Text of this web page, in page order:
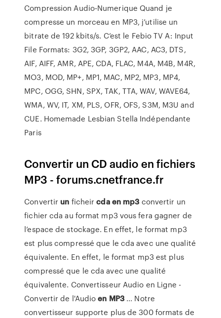
Compression Audio-Numerique Quand je
compresse un morceau en MP3, j’utilise un
bitrate de 192 kbits/s. C’est le Febio TVA: Input
File Formats: 3G2, 3GP, 3GP2, AAC, AC3, DTS,
AIF, AIFF, AMR, APE, CDA, FLAC, M4A, M4B, M4R,
MO3, MOD, MP+, MP1, MAC, MP2, MP3, MP4,
MPC, OGG, SHN, SPX, TAK, TTA, WAV, WAVE64,
WMA, WV, IT, XM, PLS, OFR, OFS, S3M, M3U and
CUE. Homemade Lesbian Stella Indépendante
Paris
Convertir un CD audio en fichiers
MP3 - forums.cnetfrance.fr
Convertir un ficheircda en mp3convertir un
fichier cda au format mp3 vous fera gagner de
l’espace de stockage. En effet, le format mp3
est plus compressé que le cda avec une qualité
équivalente. En effet, le format mp3 est plus
compressé que le cda avec une qualité
équivalente. Convertisseur Audio en Ligne -
Convertir de l'Audioen MP3... Notre
convertisseur supporte plus de 300 formats de